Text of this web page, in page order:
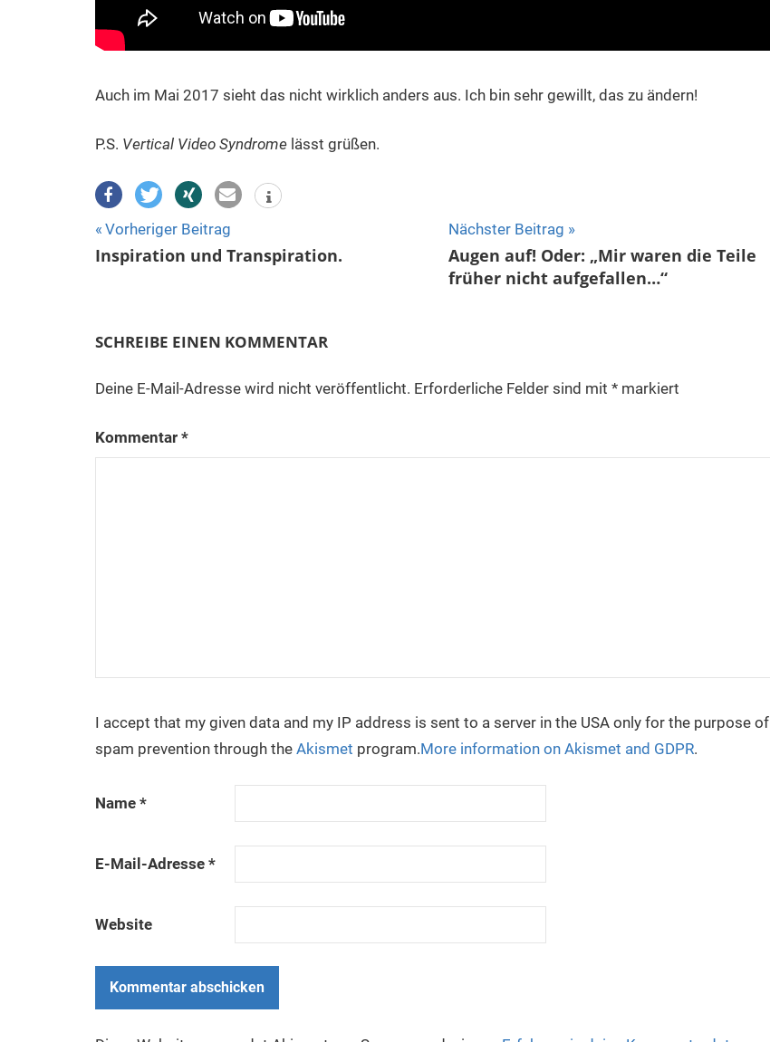
Auch im Mai 2017 sieht das nicht wirklich anders aus. Ich bin sehr gewillt, das zu ändern!
P.S. Vertical Video Syndromelässt grüßen.
Beitragsnavigation
Vorheriger Beitrag
Inspiration und Transpiration.
Nächster Beitrag
Augen auf! Oder: „Mir waren die Teile
früher nicht aufgefallen…“
SCHREIBE EINEN KOMMENTAR
Deine E-Mail-Adresse wird nicht veröffentlicht. Erforderliche Felder sind mit *markiert
Kommentar *
I accept that my given data and my IP address is sent to a server in the USA only for the purpose of
spam prevention through the Akismet program.More information on Akismet and GDPR.
Name *
E-Mail-Adresse *
Website